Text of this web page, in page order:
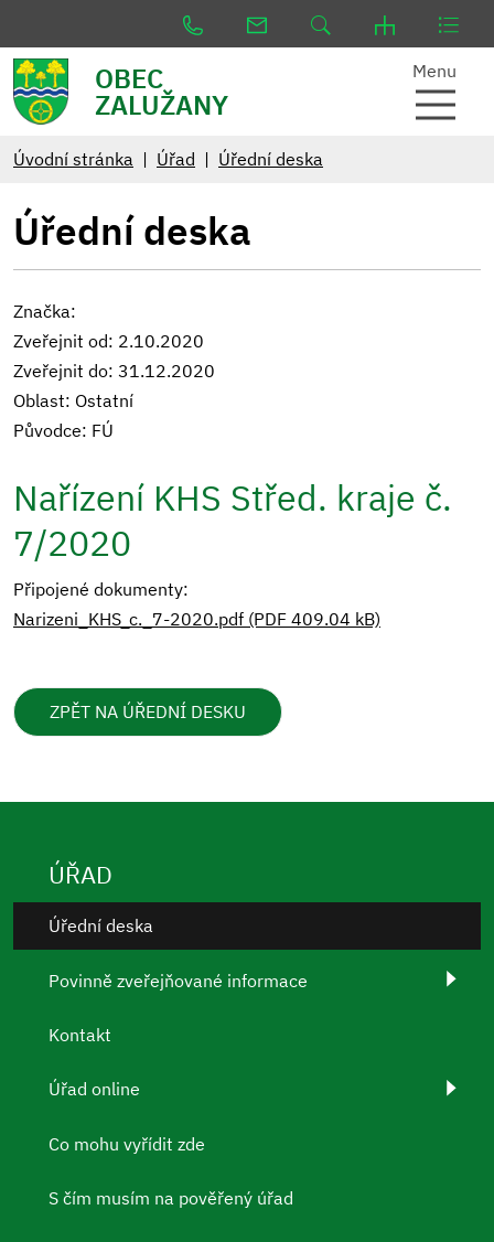
OBEC
ZALUŽANY
Menu
Úvodní stránka Úřad Úřední deska
Úřední deska
Značka:
Zveřejnit od: 2.10.2020
Zveřejnit do: 31.12.2020
Oblast: Ostatní
Původce: FÚ
Nařízení KHS Střed. kraje č.
7/2020
Připojené dokumenty:
Narizeni_KHS_c._7-2020.pdf (PDF 409.04 kB)
ZPĚT NA ÚŘEDNÍ DESKU
ÚŘAD
Úřední deska
Povinně zveřejňované informace
Kontakt
Úřad online
Co mohu vyřídit zde
S čím musím na pověřený úřad